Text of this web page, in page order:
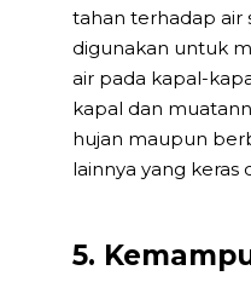
tahan terhadap air
digunakan untuk
air pada kapal-
kapal dan
hujan maupun
lainnya yang keras
5.